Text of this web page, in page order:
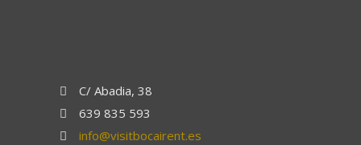
C/ Abadia, 38
639 835 593
info@visitbocairent.es